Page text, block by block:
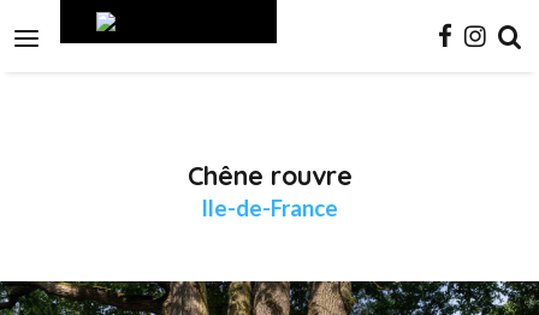
contenu.

Chêne rouvre
Ile-de-France